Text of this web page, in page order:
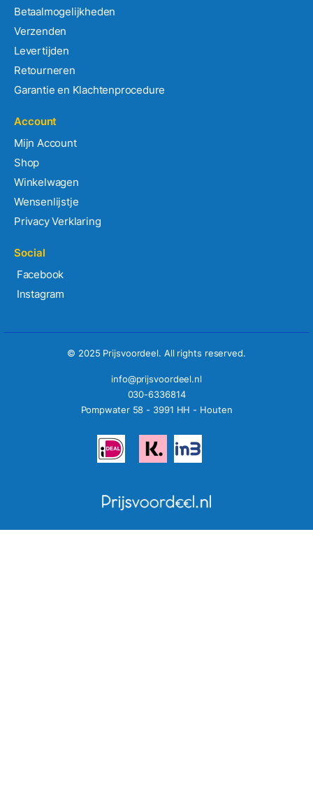
Betaalmogelijkheden
Verzenden
Levertijden
Retourneren
Garantie en Klachtenprocedure
Account
Mijn Account
Shop
Winkelwagen
Wensenlijstje
Privacy Verklaring
Social
Facebook
Instagram
© 2025 Prijsvoordeel. All rights reserved.
info@prijsvoordeel.nl
030-6336814
Pompwater 58 - 3991 HH - Houten